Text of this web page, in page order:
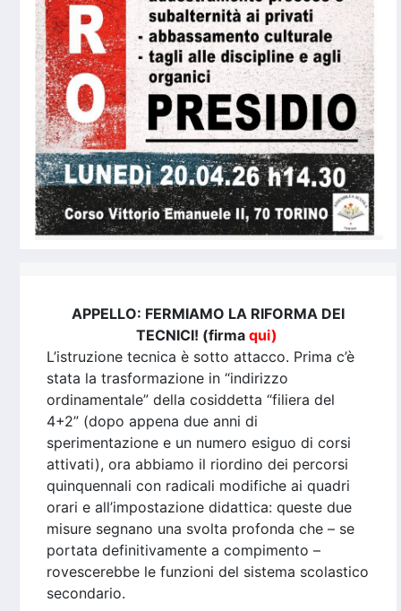
APPELLO: FERMIAMO LA RIFORMA DEI
TECNICI! (firma qui)
L’istruzione tecnica è sotto attacco. Prima c’è
stata la trasformazione in “indirizzo
ordinamentale” della cosiddetta “filiera del
4+2” (dopo appena due anni di
sperimentazione e un numero esiguo di corsi
attivati), ora abbiamo il riordino dei percorsi
quinquennali con radicali modifiche ai quadri
orari e all’impostazione didattica: queste due
misure segnano una svolta profonda che – se
portata definitivamente a compimento –
rovescerebbe le funzioni del sistema scolastico
secondario.